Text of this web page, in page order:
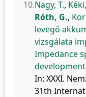
10.Nagy, T.,
Róth, G.,
levegő
vizsgálata
Impedance
In: XXXI.
31th